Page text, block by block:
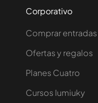
Corporativo
Comprar entradas
Ofertas y regalos
Planes Cuatro
Cursos Iumiuky